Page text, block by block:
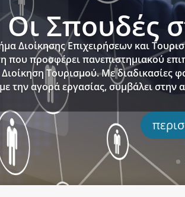
Έρευνητική
μας διαθέτει ερευνητικά
προγράμματα καθώς και
γνωστά